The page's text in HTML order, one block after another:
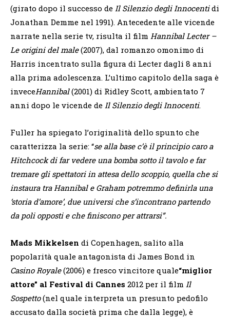
(girato dopo il successo de Il Silenzio degli Innocentidi
Jonathan Demme nel 1991). Antecedente alle vicende
narrate nella serie tv, risulta il film Hannibal Lecter –
Le origini del male(2007), dal romanzo omonimo di
Harris incentrato sulla figura di Lecter dagli 8 anni
alla prima adolescenza. L’ultimo capitolo della saga è
inveceHannibal(2001) di Ridley Scott, ambientato 7
anni dopo le vicende de Il Silenzio degli Innocenti.
Fuller ha spiegato l’originalità dello spunto che
caratterizza la serie: “se alla base c’è il principio caro a
Hitchcock di far vedere una bomba sotto il tavolo e far
tremare gli spettatori in attesa dello scoppio, quella che si
instaura tra Hannibal e Graham potremmo definirla una
‘storia d’amore’, due universi che s’incontrano partendo
da poli opposti e che finiscono per attrarsi”.
Mads Mikkelsen di Copenhagen, salito alla
popolarità quale antagonista di James Bond in
Casino Royale(2006) e fresco vincitore quale“miglior
attore” al Festival di Cannes 2012 per il film Il
Sospetto(nel quale interpreta un presunto pedofilo
accusato dalla società prima che dalla legge), è